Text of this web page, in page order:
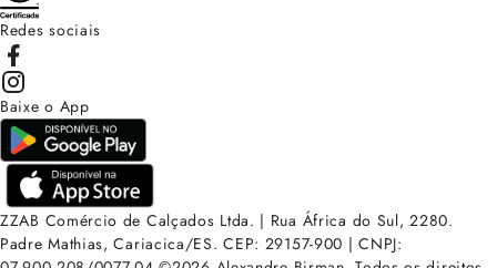
Redes sociais
Baixe o App
ZZAB Comércio de Calçados Ltda. | Rua África do Sul, 2280.
Padre Mathias, Cariacica/ES. CEP: 29157-900 | CNPJ: